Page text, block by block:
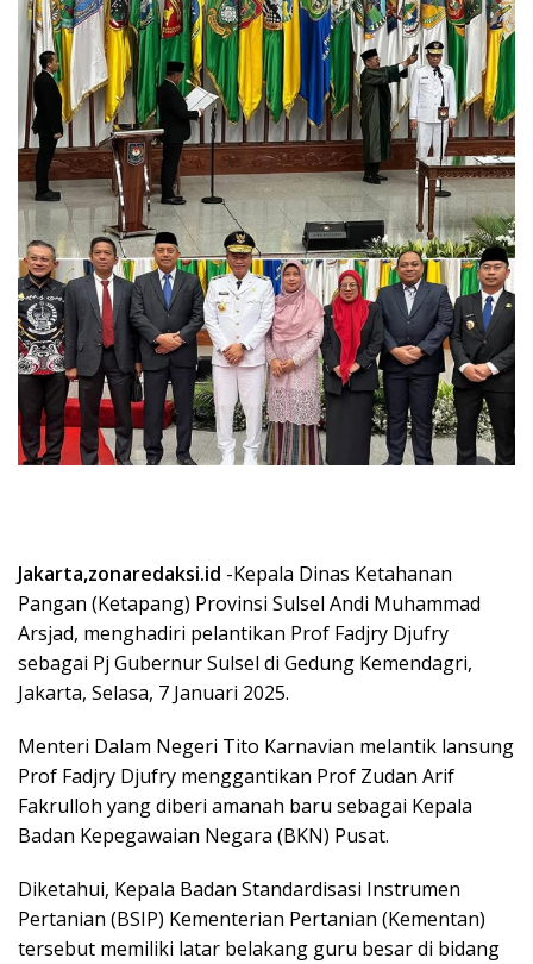
Jakarta,zonaredaksi.id -Kepala Dinas Ketahanan
Pangan (Ketapang) Provinsi Sulsel Andi Muhammad
Arsjad, menghadiri pelantikan Prof Fadjry Djufry
sebagai Pj Gubernur Sulsel di Gedung Kemendagri,
Jakarta, Selasa, 7 Januari 2025.
Menteri Dalam Negeri Tito Karnavian melantik lansung
Prof Fadjry Djufry menggantikan Prof Zudan Arif
Fakrulloh yang diberi amanah baru sebagai Kepala
Badan Kepegawaian Negara (BKN) Pusat.
Diketahui, Kepala Badan Standardisasi Instrumen
Pertanian (BSIP) Kementerian Pertanian (Kementan)
tersebut memiliki latar belakang guru besar di bidang